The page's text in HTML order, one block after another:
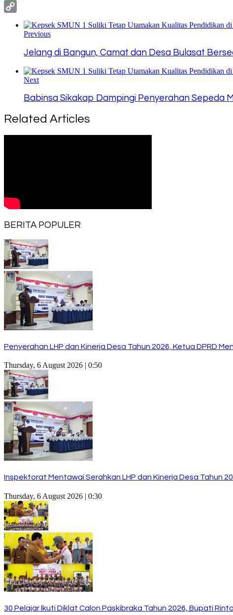
Line
Previous
Jelang di Bangun, Camat dan Desa Bulasat
Next
Babinsa Sikakap Dampingi Penyerahan Sepeda
Related Articles
BERITA POPULER
Penyerahan LHP dan Kinerja Desa Tahun 2026, Ketua DPRD
Thursday, 6 August 2026 | 0:50
Inspektorat Mentawai Serahkan LHP dan Kinerja Desa Tahun
Thursday, 6 August 2026 | 0:30
30 Pelajar Ikuti Diklat Calon Paskibraka Tahun 2026, Bupati